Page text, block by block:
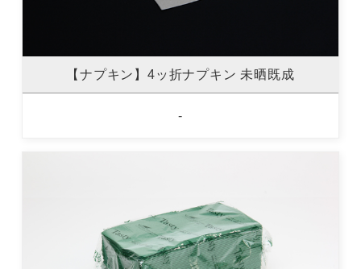
【ナプキン】4ッ折ナプキン 未晒既成
-